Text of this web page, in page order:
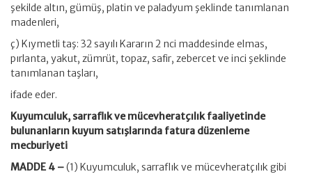
şekilde altın, gümüş, platin ve paladyum şeklinde tanımlanan
madenleri,
ç) Kıymetli taş: 32 sayılı Kararın 2 nci maddesinde elmas,
pırlanta, yakut, zümrüt, topaz, safir, zebercet ve inci şeklinde
tanımlanan taşları,
ifade eder.
Kuyumculuk, sarraflık ve mücevheratçılık faaliyetinde
bulunanların kuyum satışlarında fatura düzenleme
mecburiyeti
MADDE 4 –(1) Kuyumculuk, sarraflık ve mücevheratçılık gibi